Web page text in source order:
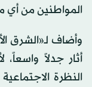
المواطنين من أي
وأضاف لـ«الشرق
أثار جدلاً
النظرة